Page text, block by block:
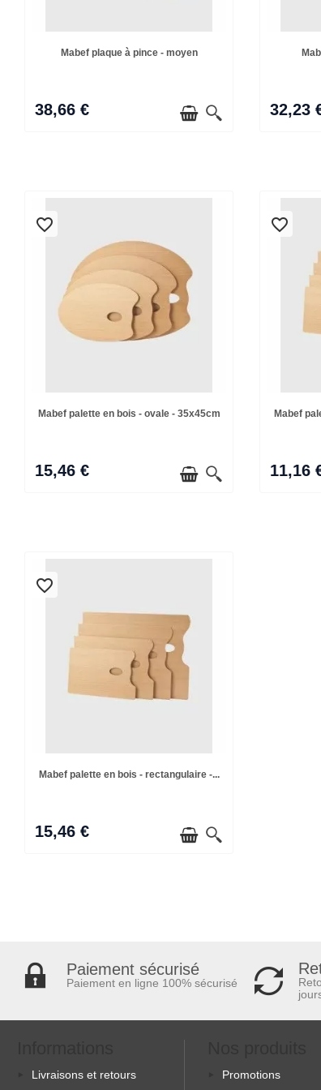
Mabef plaque à pince - moyen
38,66 € 32,23
favorite_border
Mabef palette en bois - ovale - 35x45cm
15,46 €
favorite_border
Mabef
11,16
favorite_border
Mabef palette en bois - rectangulaire -...
15,46 €
Paiement sécurisé
Paiement en ligne 100% sécurisé
Livraisons et retours
Promotions